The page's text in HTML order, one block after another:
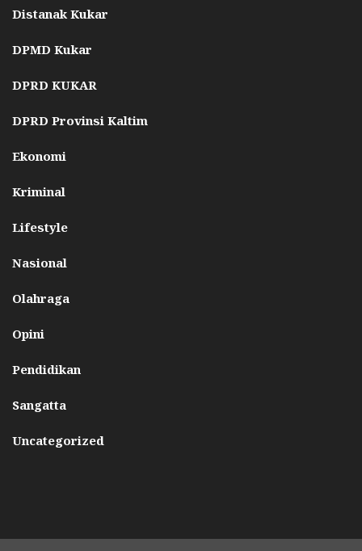
Distanak Kukar
DPMD Kukar
DPRD KUKAR
DPRD Provinsi Kaltim
Ekonomi
Kriminal
Lifestyle
Nasional
Olahraga
Opini
Pendidikan
Sangatta
Uncategorized